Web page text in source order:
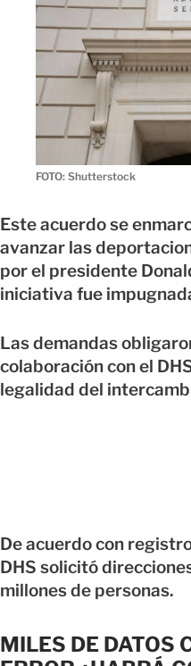
FOTO: Shutterstock
Este acuerdo se
avanzar las
por el presidente
iniciativa fue
Las demandas
colaboración con el
legalidad del
De acuerdo con
DHS solicitó
millones de personas.
MILES DE DATOS